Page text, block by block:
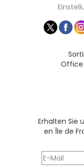
Office
Erhalten Sie
en Île de